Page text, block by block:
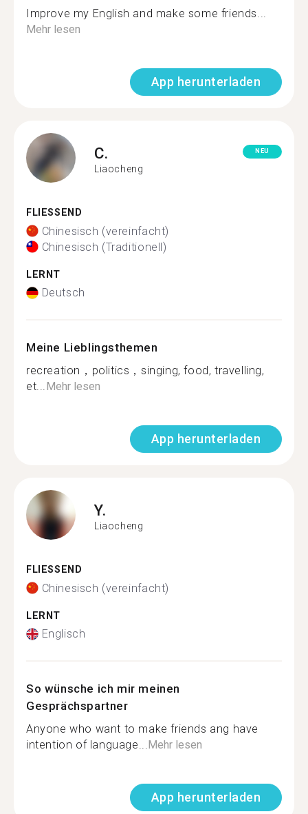
Improve my English and make some friends...
Mehr lesen
App herunterladen
C.
Liaocheng
NEU
FLIESSEND
Chinesisch (vereinfacht)
Chinesisch (Traditionell)
LERNT
Deutsch
Meine Lieblingsthemen
recreation，politics，singing, food, travelling,
et...Mehr lesen
App herunterladen
Y.
Liaocheng
FLIESSEND
Chinesisch (vereinfacht)
LERNT
Englisch
So wünsche ich mir meinen
Gesprächspartner
Anyone who want to make friends ang have
intention of language...Mehr lesen
App herunterladen